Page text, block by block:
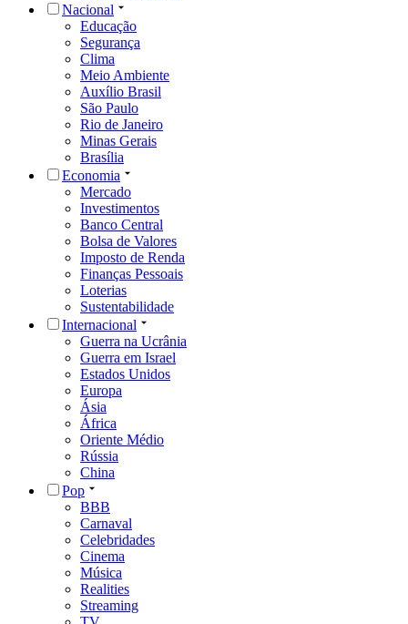
Nacional
Educação
Segurança
Clima
Meio Ambiente
Auxílio Brasil
São Paulo
Rio de Janeiro
Minas Gerais
Brasília
Economia
Mercado
Investimentos
Banco Central
Bolsa de Valores
Imposto de Renda
Finanças Pessoais
Loterias
Sustentabilidade
Internacional
Guerra na Ucrânia
Guerra em Israel
Estados Unidos
Europa
Ásia
África
Oriente Médio
Rússia
China
Pop
BBB
Carnaval
Celebridades
Cinema
Música
Realities
Streaming